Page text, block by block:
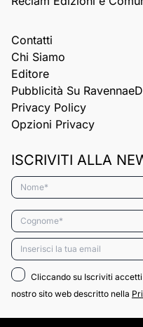
Contatti
Chi Siamo
Editore
Pubblicità Su
Privacy Policy
Opzioni Privacy
ISCRIVITI ALLA
Nome*
Cognome*
Email*
Cliccando su Iscriviti
nostro sito web descritto nella